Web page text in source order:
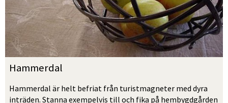
Hammerdal
Hammerdal är helt befriat från turistmagneter med dyra
inträden. Stanna exempelvis till och fika på hembygdgården